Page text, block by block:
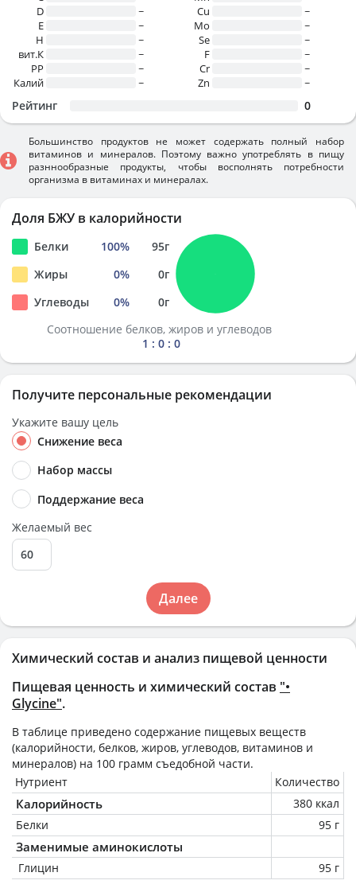
Химический состав и анализ пищевой ценности
Пищевая ценность и химический состав "•
Glycine".
В таблице приведено содержание пищевых веществ
(калорийности, белков, жиров, углеводов, витаминов и
минералов) на 100 грамм съедобной части.
Нутриент
Количество
Калорийность
380 ккал
Белки
95 г
Заменимые аминокислоты
Глицин 95 г
D
~
E
~
H
~
вит.К
~
PP
~
Калий
~
Cu
~
Mo
~
Se
~
F
~
Cr
~
Zn
~
Рейтинг 0
Большинство продуктов не может содержать полный набор
витаминов и минералов. Поэтому важно употреблять в пищу
разннообразные продукты, чтобы восполнять потребности
организма в витаминах и минералах.
Доля БЖУ в калорийности
Белки 100% 95г
Жиры
0% 0г
Углеводы
0% 0г
Соотношение белков, жиров и углеводов
1 : 0 : 0
Получите персональные рекомендации
Укажите вашу цель
Снижение веса
Набор массы
Поддержание веса
Желаемый вес
Далее